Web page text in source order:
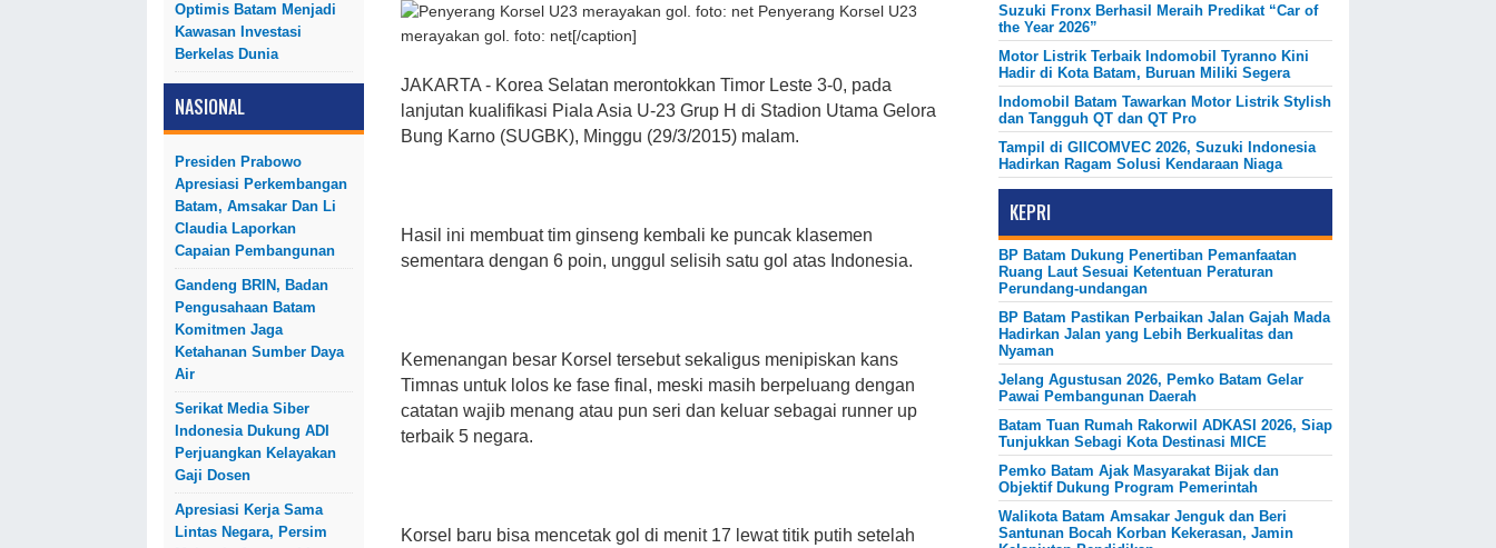
Optimis Batam Menjadi
Kawasan Investasi
Berkelas Dunia
NASIONAL
Presiden Prabowo
Apresiasi Perkembangan
Batam, Amsakar Dan Li
Claudia Laporkan
Capaian Pembangunan
Gandeng BRIN, Badan
Pengusahaan Batam
Komitmen Jaga
Ketahanan Sumber Daya
Air
Serikat Media Siber
Indonesia Dukung ADI
Perjuangkan Kelayakan
Gaji Dosen
Apresiasi Kerja Sama
Lintas Negara, Persim
Penyerang Korsel U23
merayakan gol. foto: net[/caption]
JAKARTA - Korea Selatan merontokkan Timor Leste 3-0, pada
lanjutan kualifikasi Piala Asia U-23 Grup H di Stadion Utama Gelora
Bung Karno (SUGBK), Minggu (29/3/2015) malam.
Hasil ini membuat tim ginseng kembali ke puncak klasemen
sementara dengan 6 poin, unggul selisih satu gol atas Indonesia.
Kemenangan besar Korsel tersebut sekaligus menipiskan kans
Timnas untuk lolos ke fase final, meski masih berpeluang dengan
catatan wajib menang atau pun seri dan keluar sebagai runner up
terbaik 5 negara.
Korsel baru bisa mencetak gol di menit 17 lewat titik putih setelah
Suzuki Fronx Berhasil Meraih Predikat “Car of
the Year 2026”
Motor Listrik Terbaik Indomobil Tyranno Kini
Hadir di Kota Batam, Buruan Miliki Segera
Indomobil Batam Tawarkan Motor Listrik Stylish
dan Tangguh QT dan QT Pro
Tampil di GIICOMVEC 2026, Suzuki Indonesia
Hadirkan Ragam Solusi Kendaraan Niaga
KEPRI
BP Batam Dukung Penertiban Pemanfaatan
Ruang Laut Sesuai Ketentuan Peraturan
Perundang-undangan
BP Batam Pastikan Perbaikan Jalan Gajah Mada
Hadirkan Jalan yang Lebih Berkualitas dan
Nyaman
Jelang Agustusan 2026, Pemko Batam Gelar
Pawai Pembangunan Daerah
Batam Tuan Rumah Rakorwil ADKASI 2026, Siap
Tunjukkan Sebagi Kota Destinasi MICE
Pemko Batam Ajak Masyarakat Bijak dan
Objektif Dukung Program Pemerintah
Walikota Batam Amsakar Jenguk dan Beri
Santunan Bocah Korban Kekerasan, Jamin